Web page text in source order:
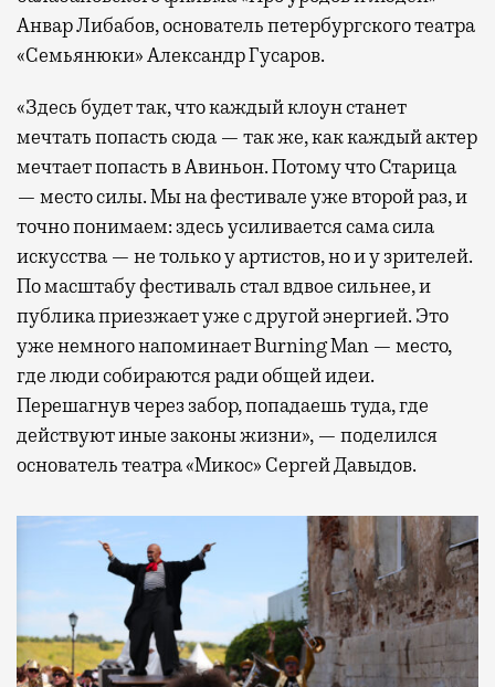
Анвар Либабов, основатель петербургского театра
«Семьянюки» Александр Гусаров.
«Здесь будет так, что каждый клоун станет
мечтать попасть сюда — так же, как каждый актер
мечтает попасть в Авиньон. Потому что Старица
— место силы. Мы на фестивале уже второй раз, и
точно понимаем: здесь усиливается сама сила
искусства — не только у артистов, но и у зрителей.
По масштабу фестиваль стал вдвое сильнее, и
публика приезжает уже с другой энергией. Это
уже немного напоминает Burning Man — место,
где люди собираются ради общей идеи.
Перешагнув через забор, попадаешь туда, где
действуют иные законы жизни», — поделился
основатель театра «Микос» Сергей Давыдов.